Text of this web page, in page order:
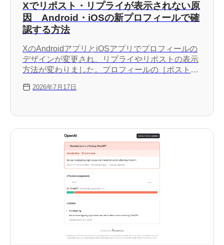
Xでリポスト・リプライが表示されない原
因 Android・iOSの新プロフィールで確
認する方法
XのAndroidアプリとiOSアプリでプロフィールの
デザインが変更され、リプライやリポストの表示
方法が変わりました。プロフィールの［ポスト］
は、新しい［リプライ］タブと［リポスト］タブ
2026年7月17日